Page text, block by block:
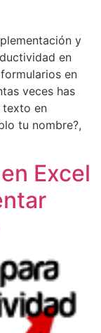
y
en
en
veces has
texto en
tu nombre?,
Excel